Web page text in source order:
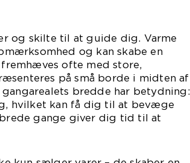
og skilte til at guide dig. Varme
og kan skabe en
ofte med store,
på små borde i midten af
bredde har betydning:
hvilket kan få dig til at bevæge
gange giver dig tid til at